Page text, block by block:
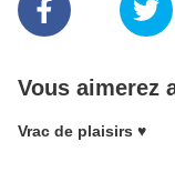
Vous aimerez
Vrac de plaisirs ♥